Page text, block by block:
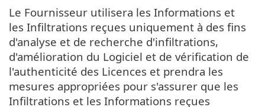
Le Fournisseur utilisera les Informations et
les Infiltrations reçues uniquement à des fins
d'analyse et de recherche d'infiltrations,
d'amélioration du Logiciel et de vérification de
l'authenticité des Licences et prendra les
mesures appropriées pour s'assurer que les
Infiltrations et les Informations reçues